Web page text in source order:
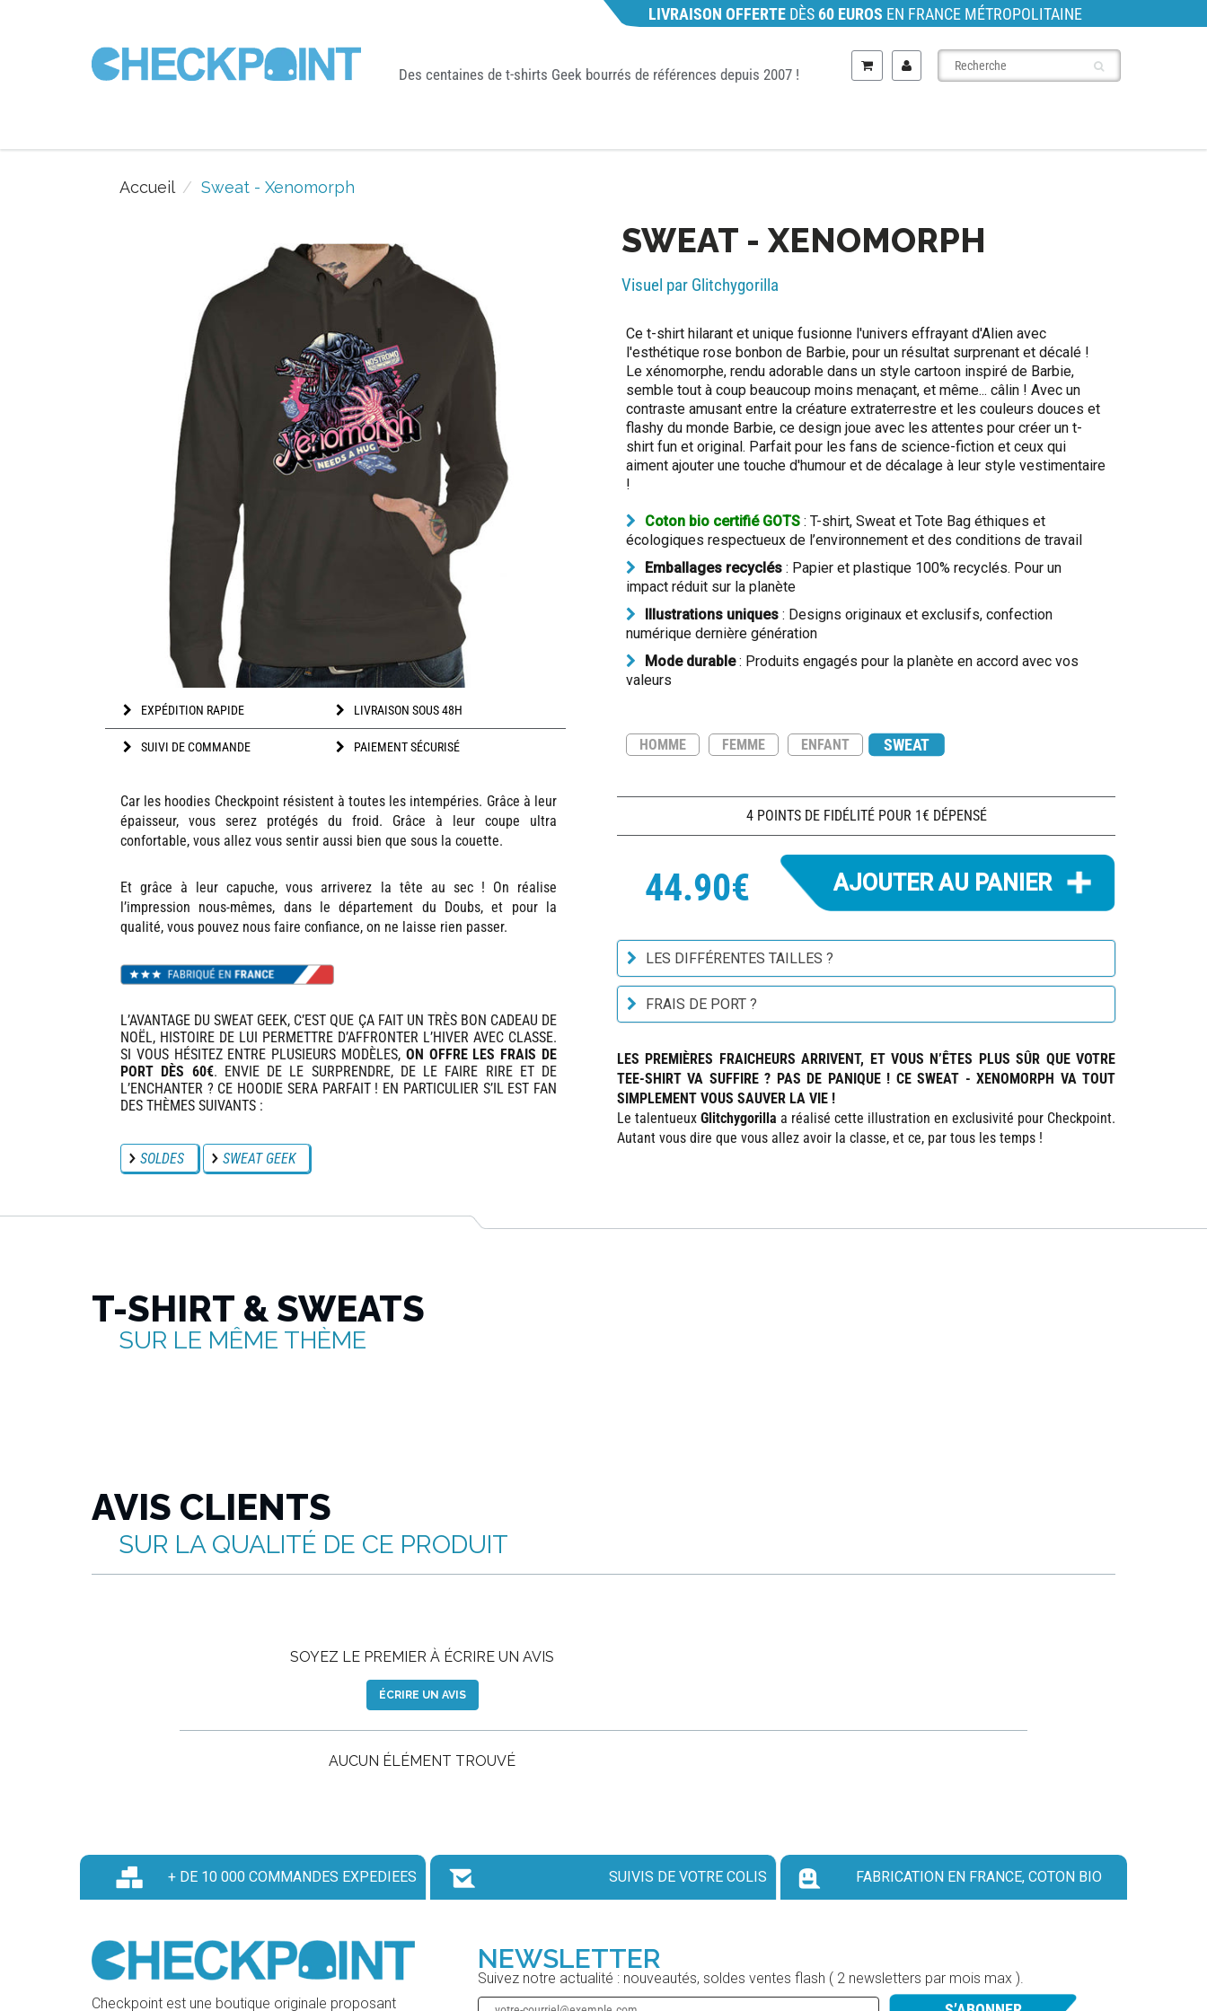
LIVRAISON OFFERTE DÈS60 EUROS EN FRANCE MÉTROPOLITAINE
Des centaines de t-shirts Geek bourrés de références depuis 2007 !
Accueil Sweat - Xenomorph
EXPÉDITION RAPIDE LIVRAISON SOUS 48H
SUIVI DE COMMANDE PAIEMENT SÉCURISÉ
Car les hoodies Checkpoint résistent à toutes les intempéries. Grâce à leur
épaisseur, vous serez protégés du froid. Grâce à leur coupe ultra
confortable, vous allez vous sentir aussi bien que sous la couette.
Et grâce à leur capuche, vous arriverez la tête au sec ! On réalise
l’impression nous-mêmes, dans le département du Doubs, et pour la
qualité, vous pouvez nous faire confiance, on ne laisse rien passer.
L’AVANTAGE DU SWEAT GEEK, C’EST QUE ÇA FAIT UN TRÈS BON CADEAU DE
NOËL, HISTOIRE DE LUI PERMETTRE D’AFFRONTER L’HIVER AVEC CLASSE.
SI VOUS HÉSITEZ ENTRE PLUSIEURS MODÈLES, ON OFFRE LES FRAIS DE
PORT DÈS 60€. ENVIE DE LE SURPRENDRE, DE LE FAIRE RIRE ET DE
L’ENCHANTER ? CE HOODIE SERA PARFAIT ! EN PARTICULIER S’IL EST FAN
DES THÈMES SUIVANTS :
SOLDES SWEAT GEEK
SWEAT - XENOMORPH
Visuel par Glitchygorilla
Ce t-shirt hilarant et unique fusionne l'univers effrayant d'Alien avec
l'esthétique rose bonbon de Barbie, pour un résultat surprenant et décalé !
Le xénomorphe, rendu adorable dans un style cartoon inspiré de Barbie,
semble tout à coup beaucoup moins menaçant, et même... câlin ! Avec un
contraste amusant entre la créature extraterrestre et les couleurs douces et
flashy du monde Barbie, ce design joue avec les attentes pour créer un t-
shirt fun et original. Parfait pour les fans de science-fiction et ceux qui
aiment ajouter une touche d'humour et de décalage à leur style vestimentaire
!
Coton bio certifié GOTS : T-shirt, Sweat et Tote Bag éthiques et
écologiques respectueux de l’environnement et des conditions de travail
Emballages recyclés : Papier et plastique 100% recyclés. Pour un
impact réduit sur la planète
Illustrations uniques : Designs originaux et exclusifs, confection
numérique dernière génération
Mode durable: Produits engagés pour la planète en accord avec vos
valeurs
HOMME FEMME ENFANT SWEAT
4 POINTS DE FIDÉLITÉ POUR 1€ DÉPENSÉ
44.90€
LES DIFFÉRENTES TAILLES ?
FRAIS DE PORT ?
LES PREMIÈRES FRAICHEURS ARRIVENT, ET VOUS N’ÊTES PLUS SÛR QUE VOTRE
TEE-SHIRT VA SUFFIRE ? PAS DE PANIQUE ! CE SWEAT - XENOMORPH VA TOUT
SIMPLEMENT VOUS SAUVER LA VIE !
Le talentueux Glitchygorilla a réalisé cette illustration en exclusivité pour Checkpoint.
Autant vous dire que vous allez avoir la classe, et ce, par tous les temps !
T-SHIRT & SWEATS
SUR LE MÊME THÈME
AVIS CLIENTS
SUR LA QUALITÉ DE CE PRODUIT
SOYEZ LE PREMIER À ÉCRIRE UN AVIS
ÉCRIRE UN AVIS
AUCUN ÉLÉMENT TROUVÉ
+ DE 10 000 COMMANDES EXPEDIEES SUIVIS DE VOTRE COLIS FABRICATION EN FRANCE, COTON BIO
Checkpoint est une boutique originale proposant
NEWSLETTER
Suivez notre actualité : nouveautés, soldes ventes flash ( 2 newsletters par mois max ).